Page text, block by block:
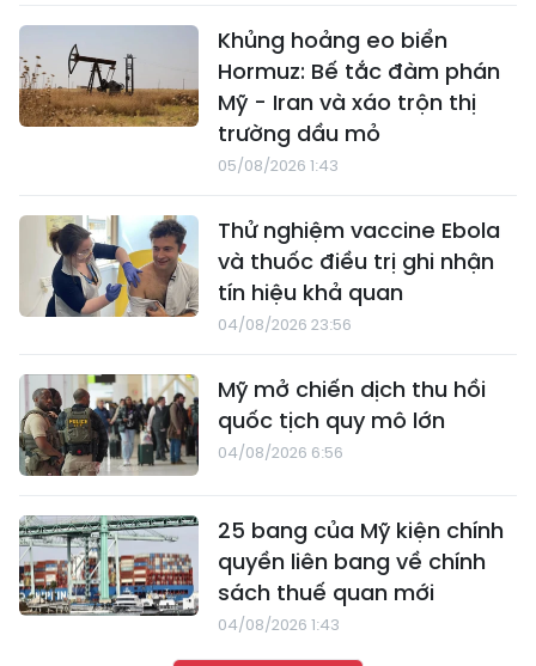
Khủng hoảng eo biển
Hormuz: Bế tắc đàm phán
Mỹ - Iran và xáo trộn thị
trường dầu mỏ
05/08/2026 1:43
Thử nghiệm vaccine Ebola
và thuốc điều trị ghi nhận
tín hiệu khả quan
04/08/2026 23:56
Mỹ mở chiến dịch thu hồi
quốc tịch quy mô lớn
04/08/2026 6:56
25 bang của Mỹ kiện chính
quyền liên bang về chính
sách thuế quan mới
04/08/2026 1:43